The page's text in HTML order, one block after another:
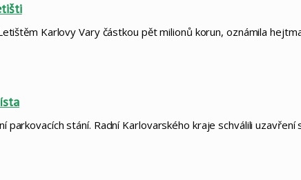
Karlovy Vary částkou pět milionů korun, oznámila
stání. Radní Karlovarského kraje schválili uzavření